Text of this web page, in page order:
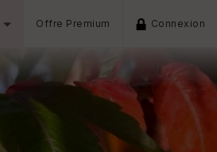
Offre Premium Connexion